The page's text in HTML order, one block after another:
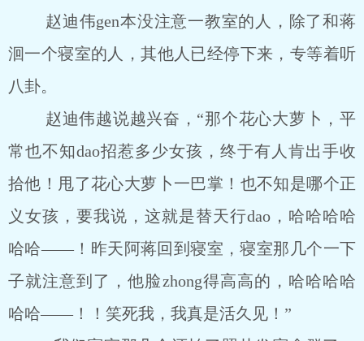
赵迪伟gen本没注意一教室的人，除了和蒋
洄一个寝室的人，其他人已经停下来，专等着听
八卦。
赵迪伟越说越兴奋，“那个花心大萝卜，平
常也不知dao招惹多少女孩，终于有人肯出手收
拾他！甩了花心大萝卜一巴掌！也不知是哪个正
义女孩，要我说，这就是替天行dao，哈哈哈哈
哈哈――！昨天阿蒋回到寝室，寝室那几个一下
子就注意到了，他脸zhong得高高的，哈哈哈哈
哈哈――！！笑死我，我真是活久见！”